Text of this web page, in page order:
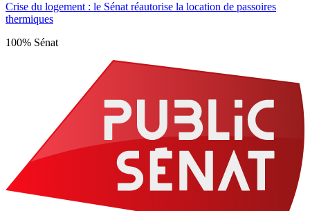
Crise du logement : le Sénat réautorise la location de passoires
thermiques
100% Sénat